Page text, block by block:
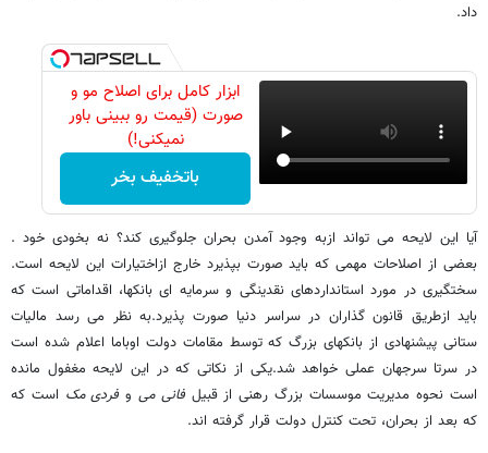
داد.
ابزار کامل برای اصلاح مو و
صورت (قیمت رو ببینی باور
نمیکنی!)
باتخفیف بخر
آیا این لایحه می تواند ازبه وجود آمدن بحران جلوگیری کند؟ نه بخودی خود .
بعضی از اصلاحات مهمی که باید صورت بپذیرد خارج ازاختیارات این لایحه است.
سختگیری در مورد استانداردهای نقدینگی و سرمایه ای بانکها، اقداماتی است که
باید ازطریق قانون گذاران در سراسر دنیا صورت پذیرد.به نظر می رسد مالیات
ستانی پیشنهادی از بانکهای بزرگ که توسط مقامات دولت اوباما اعلام شده است
در سرتا سرجهان عملی خواهد شد.یکی از نکاتی که در این لایحه مغفول مانده
است نحوه مدیریت موسسات بزرگ رهنی از قبیلفانی می و فردی مک است که
که بعد از بحران، تحت کنترل دولت قرار گرفته اند.